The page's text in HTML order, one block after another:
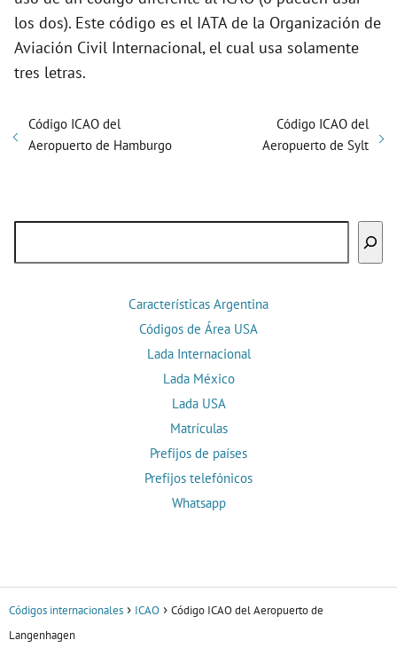
los dos). Este código es el IATA de la Organización de
Aviación Civil Internacional, el cual usa solamente
tres letras.
Código ICAO del
Aeropuerto de Hamburgo
Código ICAO del
Aeropuerto de Sylt
Características Argentina
Códigos de Área USA
Lada Internacional
Lada México
Lada USA
Matrículas
Prefijos de países
Prefijos telefónicos
Whatsapp
Códigos internacionales ICAO
Código ICAO del Aeropuerto de
Langenhagen